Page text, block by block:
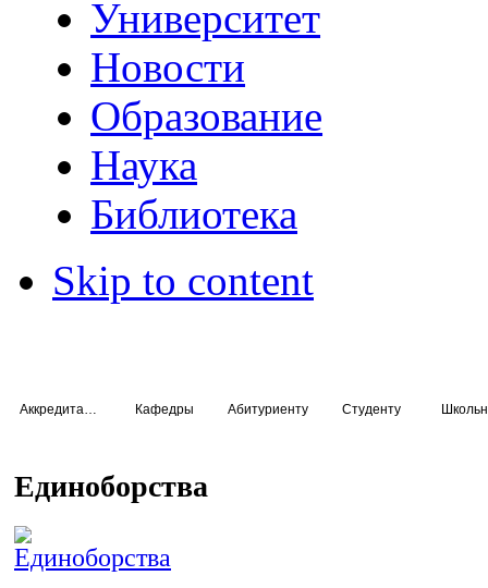
Университет
Новости
Образование
Наука
Библиотека
Skip to content
Кафедры Абитуриенту Студенту
Единоборства